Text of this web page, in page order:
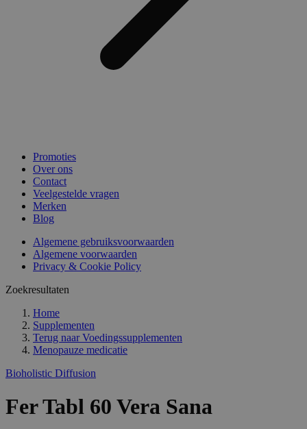
Promoties
Over ons
Contact
Veelgestelde vragen
Merken
Blog
Algemene gebruiksvoorwaarden
Algemene voorwaarden
Privacy & Cookie Policy
Zoekresultaten
Home
Supplementen
Terug naar Voedingssupplementen
Menopauze medicatie
Bioholistic Diffusion
Fer Tabl 60 Vera Sana